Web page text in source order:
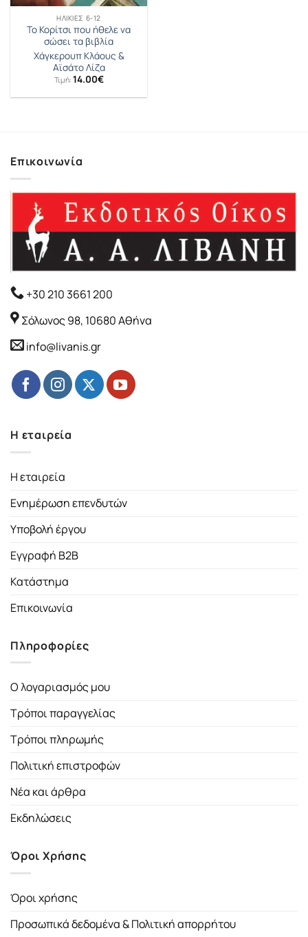
ΗΛΙΚΊΕΣ 6-12
Το Κορίτσι που ήθελε να
σώσει τα βιβλία
Χάγκερουπ Κλάους &
Αϊσάτο Λίζα
Τιμή: 14.00€
Επικοινωνία
+30 210 3661 200
Σόλωνος 98, 10680 Αθήνα
info@livanis.gr
Η εταιρεία
Η εταιρεία
Ενημέρωση επενδυτών
Υποβολή έργου
Εγγραφή B2B
Κατάστημα
Επικοινωνία
Πληροφορίες
Ο λογαριασμός μου
Τρόποι παραγγελίας
Τρόποι πληρωμής
Πολιτική επιστροφών
Νέα και άρθρα
Εκδηλώσεις
Όροι Χρήσης
Όροι χρήσης
Προσωπικά δεδομένα & Πολιτική απορρήτου